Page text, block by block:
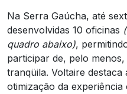
Na Serra Gaúcha, até
desenvolvidas 10 oficinas
quadro abaixo),
participar de, pelo
tranqüila. Voltaire
otimização da experiência